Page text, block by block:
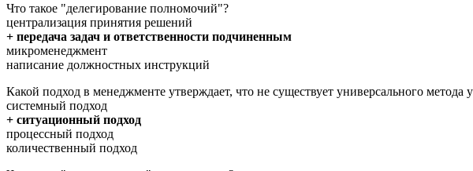
Что такое "делегирование полномочий"?
централизация принятия решений
+ передача задач и ответственности подчиненным
микроменеджмент
написание должностных инструкций
Какой подход в менеджменте утверждает, что не существует универсального метода
системный подход
+ ситуационный подход
процессный подход
количественный подход